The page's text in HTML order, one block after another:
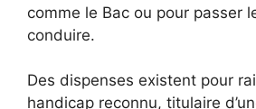
comme le Bac ou pour passer
conduire.
Des dispenses existent pour
handicap reconnu, titulaire